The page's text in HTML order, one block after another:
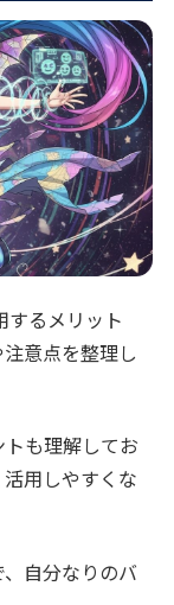
するメリット
意点を整理し
も理解してお
用しやすくな
自分なりのバ